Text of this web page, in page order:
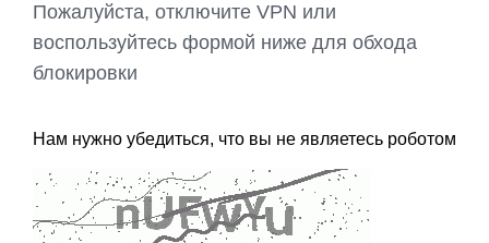
Пожалуйста, отключите VPN или
воспользуйтесь формой ниже для обхода
блокировки
Нам нужно убедиться, что вы не являетесь роботом